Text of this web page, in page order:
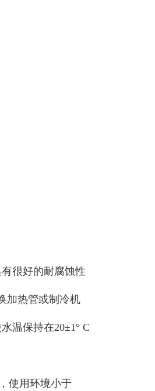
很好的耐腐蚀性
加热管或制冷机
温保持在20±1° C
使用环境小于